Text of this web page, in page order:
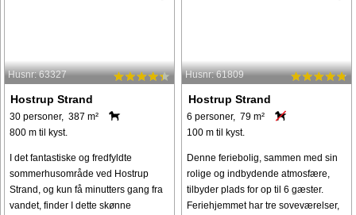
Husnr: 63327
Hostrup Strand
30 personer, 387 m²
800 m til kyst.
I det fantastiske og fredfyldte
sommerhusområde ved Hostrup
Strand, og kun få minutters gang fra
vandet, finder I dette skønne
Husnr: 61809
Hostrup Strand
6 personer, 79 m²
100 m til kyst.
Denne feriebolig, sammen med sin
rolige og indbydende atmosfære,
tilbyder plads for op til 6 gæster.
Feriehjemmet har tre soveværelser,